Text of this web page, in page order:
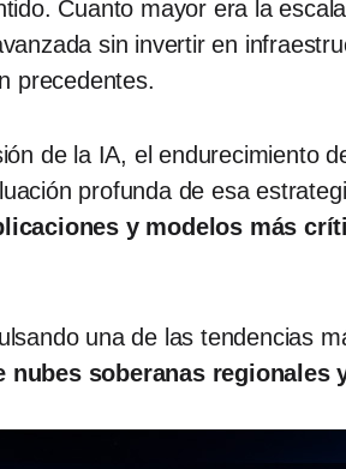
Cuanto mayor era la
sin invertir en
precedentes.
de la IA, el endurecimiento
profunda de esa
y modelos más
una de las tendencias
nubes soberanas regionales